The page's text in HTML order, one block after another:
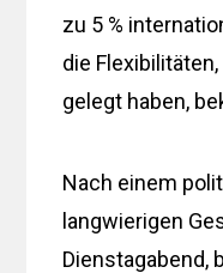
zu 5 %
die
gelegt haben,
Nach einem
langwierigen
Dienstagabend,